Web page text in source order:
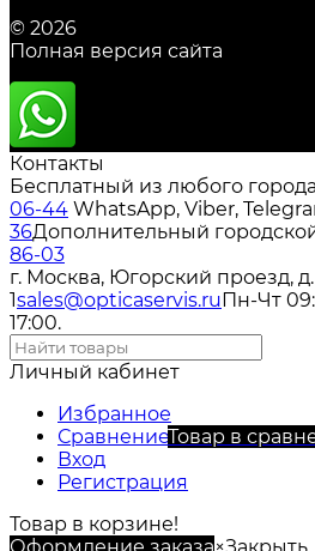
© 2026
Полная версия сайта
Контакты
Бесплатный из любого
06-44 WhatsApp, Viber,
36Дополнительный
86-03
г. Москва, Югорский проезд, д.
1sales@opticaservis.ruПн-Чт
17:00.
Личный кабинет
Избранное
СравнениеТовар в
Вход
Регистрация
Товар в корзине!